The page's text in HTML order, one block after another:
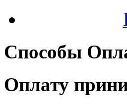
Способы
Оплату